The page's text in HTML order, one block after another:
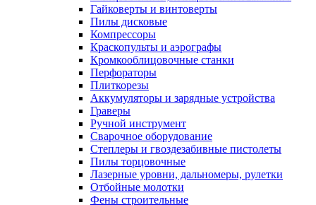
Гайковерты и винтоверты
Пилы дисковые
Компрессоры
Краскопульты и аэрографы
Кромкооблицовочные станки
Перфораторы
Плиткорезы
Аккумуляторы и зарядные устройства
Граверы
Ручной инструмент
Сварочное оборудование
Степлеры и гвоздезабивные пистолеты
Пилы торцовочные
Лазерные уровни, дальномеры, рулетки
Отбойные молотки
Фены строительные